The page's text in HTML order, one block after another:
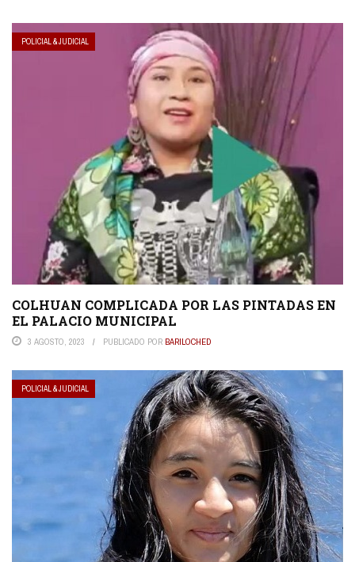
POLICIAL & JUDICIAL
COLHUAN COMPLICADA POR LAS PINTADAS EN
EL PALACIO MUNICIPAL
3 AGOSTO, 2023 PUBLICADO POR BARILOCHED
POLICIAL & JUDICIAL